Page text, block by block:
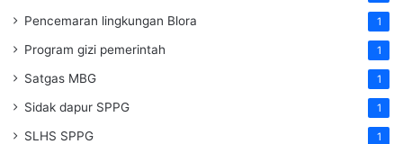
Pencemaran lingkungan Blora 1
Program gizi pemerintah 1
Satgas MBG 1
Sidak dapur SPPG 1
SLHS SPPG 1